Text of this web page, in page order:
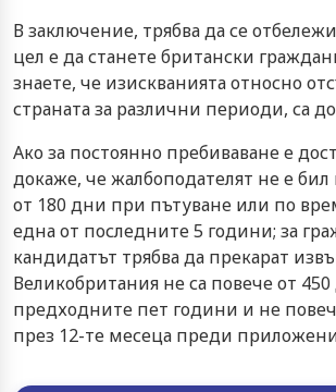
В заключение, трябва да се
цел е да станете британски
знаете, че изискванията относно
страната за различни периоди, са
Ако за постоянно пребиваване е
докаже, че жалбоподателят не е
от 180 дни при пътуване или по
една от последните 5 години; за
кандидатът трябва да прекарат
Великобритания не са повече от
предходните пет години и не
през 12-те месеца преди